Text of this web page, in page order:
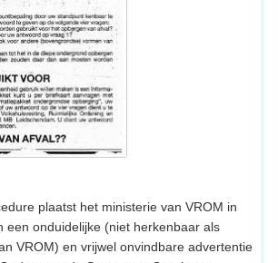
plaatst het ministerie van VROM in
een onduidelijke (niet herkenbaar als
VROM) en vrijwel onvindbare advertentie